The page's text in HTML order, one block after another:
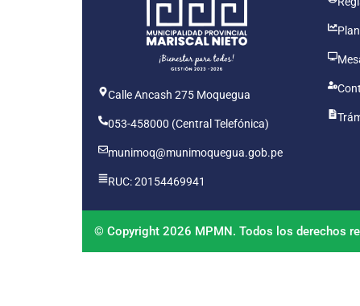
Calle Ancash 275 Moquegua
053-458000 (Central Telefónica)
munimoq@munimoquegua.gob.pe
RUC: 20154469941
© Copyright 2026 MPMN. Todos los derechos